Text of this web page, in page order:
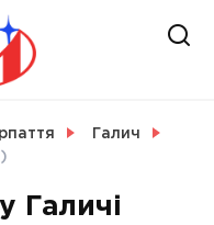
Галич
Галичі